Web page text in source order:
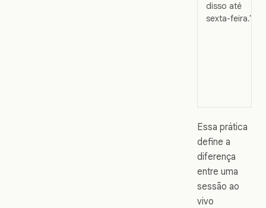
disso até
sexta-feira."
Essa prática
define a
diferença
entre uma
sessão ao
vivo